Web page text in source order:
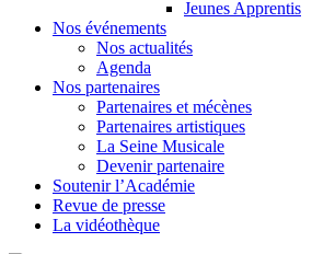
Jeunes Apprentis
Nos événements
Nos actualités
Agenda
Nos partenaires
Partenaires et mécènes
Partenaires artistiques
La Seine Musicale
Devenir partenaire
Soutenir l’Académie
Revue de presse
La vidéothèque